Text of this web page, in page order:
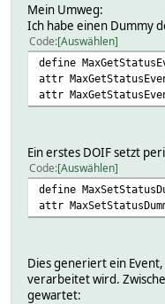
Mein Umweg:
Ich habe einen Dummy
Code Auswählen
define
attr
attr
Ein erstes DOIF setzt
Code Auswählen
define
attr
Dies generiert ein
verarbeitet wird.
gewartet: